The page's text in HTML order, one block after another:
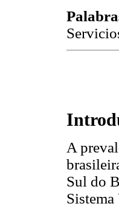
A
Sul do